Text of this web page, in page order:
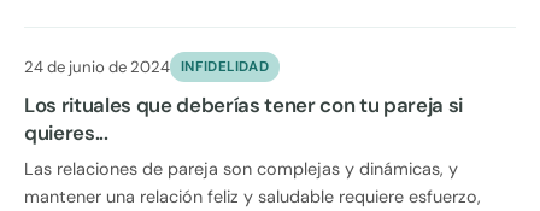
24 de junio de 2024 INFIDELIDAD
Los rituales que deberías tener con tu pareja si
quieres...
Las relaciones de pareja son complejas y dinámicas, y
mantener una relación feliz y saludable requiere esfuerzo,